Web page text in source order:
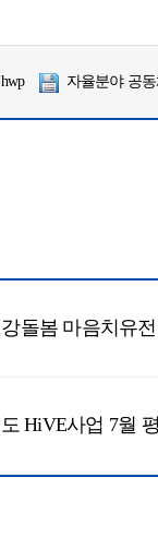
자율분야 공
돌봄 마음치유
HiVE사업 7월